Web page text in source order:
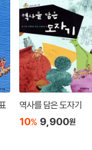
역사를 담은 도자기
10% 9,900원